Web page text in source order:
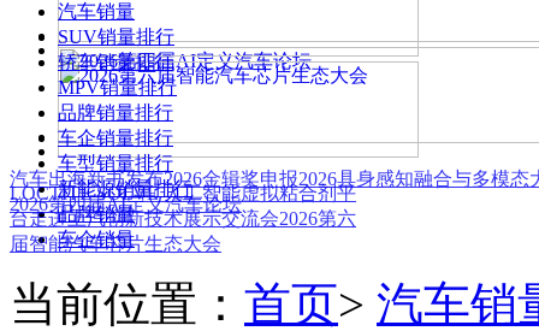
汽车出海新书发布2026金辑奖申报2026具身感知融合与多模态
2026第四届AI定义汽车论坛
LOCTITE SOLVE 人工智能虚拟粘合剂平
台走进上汽创新技术展示交流会2026第六
届智能汽车芯片生态大会
汽车销量
SUV销量排行
轿车销量排行
MPV销量排行
品牌销量排行
车企销量排行
车型销量排行
新能源销量排行
品牌销量
车企销量
当前位置： 首页> 汽车销